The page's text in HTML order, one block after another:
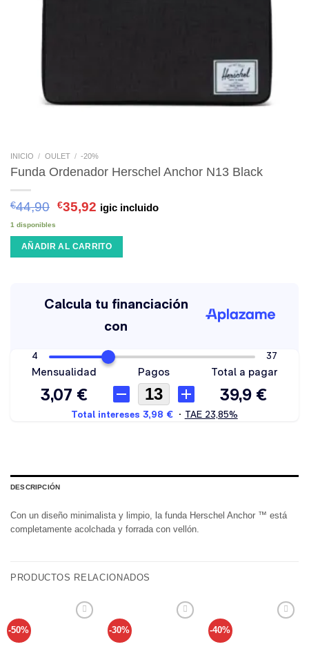
INICIO / OULET / -20%
Funda Ordenador Herschel Anchor N13 Black
€44,90 €35,92 igic incluido
1 disponibles
AÑADIR AL CARRITO
DESCRIPCIÓN
Con un diseño minimalista y limpio, la funda Herschel Anchor ™ está
completamente acolchada y forrada con vellón.
PRODUCTOS RELACIONADOS
-50% -30% -40%